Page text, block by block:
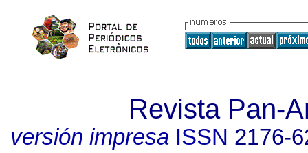
Revista Pan-
versión impresaISSN 2176-